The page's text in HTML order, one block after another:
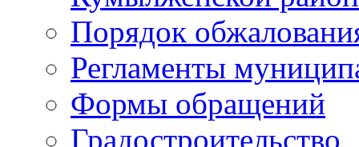
Порядок
Регламенты
Формы обращений
Градостроительство